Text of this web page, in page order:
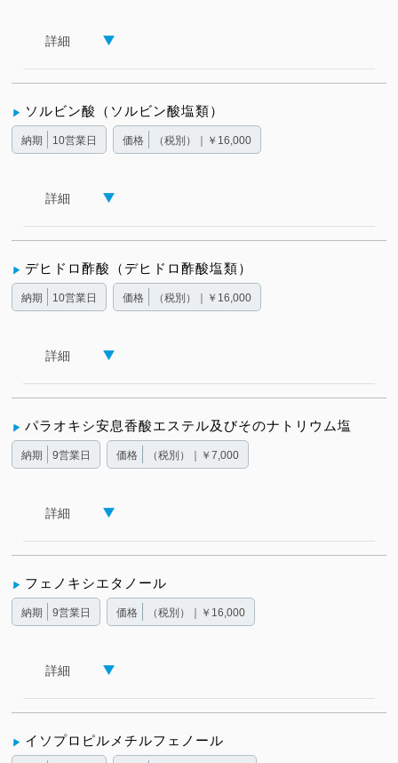
詳細
ソルビン酸（ソルビン酸塩類）
納期 10営業日 価格 （税別）｜￥16,000
詳細
デヒドロ酢酸（デヒドロ酢酸塩類）
納期 10営業日 価格 （税別）｜￥16,000
詳細
パラオキシ安息香酸エステル及びそのナトリウム塩
納期 9営業日 価格 （税別）｜￥7,000
詳細
フェノキシエタノール
納期 9営業日 価格 （税別）｜￥16,000
詳細
イソプロピルメチルフェノール